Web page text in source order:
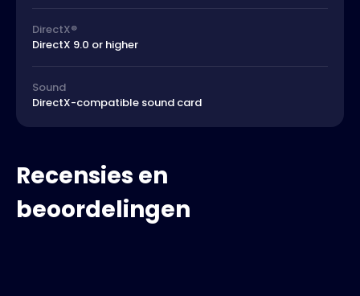
DirectX®
DirectX 9.0 or higher
Sound
DirectX-compatible sound card
Recensies en
beoordelingen